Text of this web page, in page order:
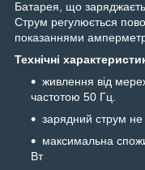
Батарея, що
Струм регулюється
показаннями
Технічні
живлення від
частотою 50 Гц.
зарядний струм не
максимальна
Вт